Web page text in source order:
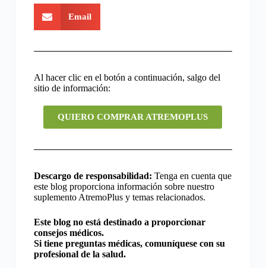
Email
Al hacer clic en el botón a continuación, salgo del
sitio de información:
QUIERO COMPRAR ATREMOPLUS
Descargo de responsabilidad: Tenga en cuenta que
este blog proporciona información sobre nuestro
suplemento AtremoPlus y temas relacionados.
Este blog no está destinado a proporcionar
consejos médicos.
Si tiene preguntas médicas, comuníquese con su
profesional de la salud.